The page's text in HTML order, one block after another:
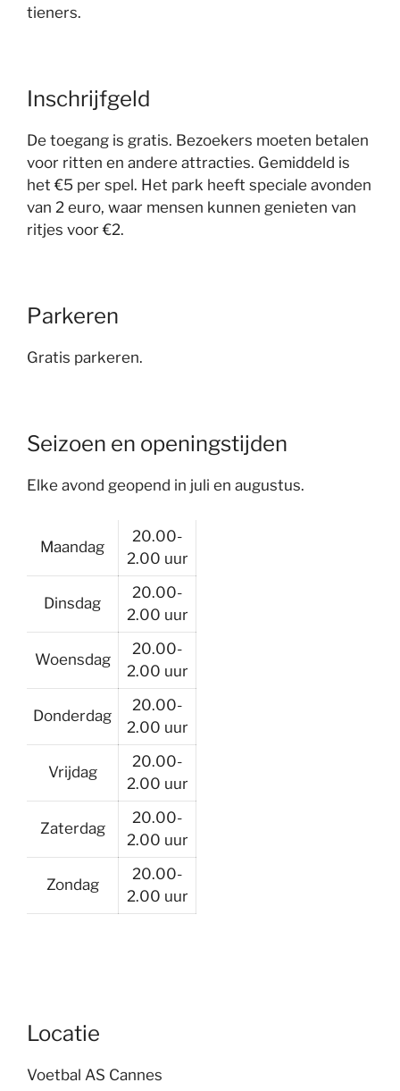
tieners.
Inschrijfgeld
De toegang is gratis. Bezoekers moeten betalen
voor ritten en andere attracties. Gemiddeld is
het €5 per spel. Het park heeft speciale avonden
van 2 euro, waar mensen kunnen genieten van
ritjes voor€2.
Parkeren
Gratis parkeren.
Seizoen en openingstijden
Elke avond geopend in juli en augustus.
Maandag
20.00-
2.00 uur
Dinsdag
20.00-
2.00 uur
Woensdag
20.00-
2.00 uur
Donderdag
20.00-
2.00 uur
Vrijdag
20.00-
2.00 uur
Zaterdag
20.00-
2.00 uur
Zondag
20.00-
2.00 uur
Locatie
Voetbal AS Cannes